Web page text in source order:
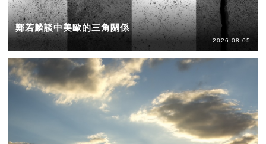
鄭若麟談中美歐的三角關係
2026-08-05